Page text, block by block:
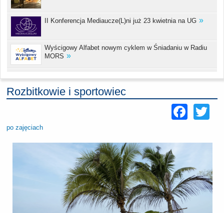
II Konferencja Mediaucze(L)ni już 23 kwietnia na UG
Wyścigowy Alfabet nowym cyklem w Śniadaniu w Radiu
MORS
Rozbitkowie i sportowiec
po zajęciach